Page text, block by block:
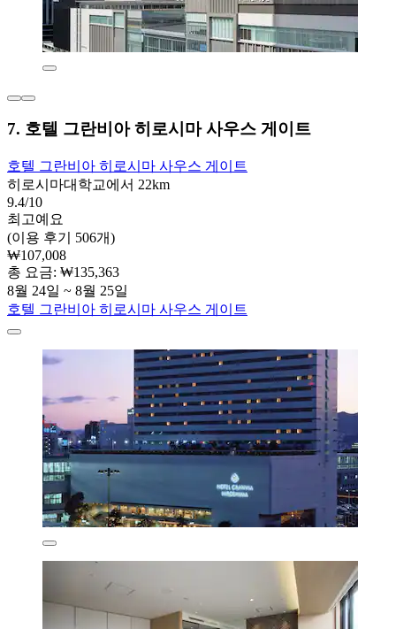
7. 호텔 그란비아 히로시마 사우스 게이트
호텔 그란비아 히로시마 사우스 게이트
히로시마대학교에서 22km
9.4/10
최고예요
(이용 후기 506개)
₩107,008
총 요금: ₩135,363
8월 24일 ~ 8월 25일
호텔 그란비아 히로시마 사우스 게이트